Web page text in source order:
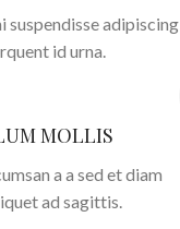
suspendisse adipiscing
id urna.
MOLLIS
a a sed et diam
ad sagittis.